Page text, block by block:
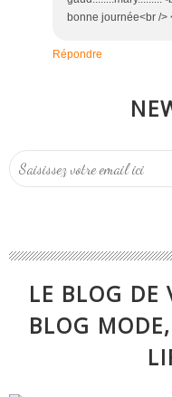
bonne journée<br />
Répondre
LE BLOG DE
BLOG